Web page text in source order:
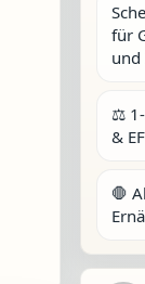
für
und
⚖️ 1-
&
🛑